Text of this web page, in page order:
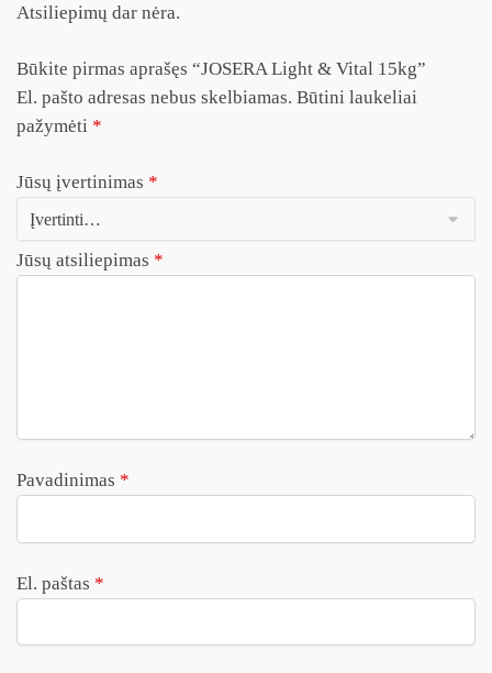
Atsiliepimų dar nėra.
Būkite pirmas aprašęs “JOSERA Light & Vital 15kg”
El. pašto adresas nebus skelbiamas. Būtini laukeliai
pažymėti *
Jūsų įvertinimas *
Jūsų atsiliepimas *
Pavadinimas *
El. paštas *